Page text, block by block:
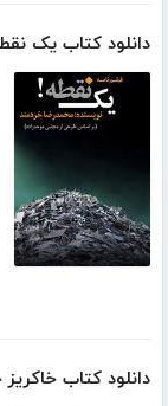
دانلود کتاب یک
دانلود کتاب